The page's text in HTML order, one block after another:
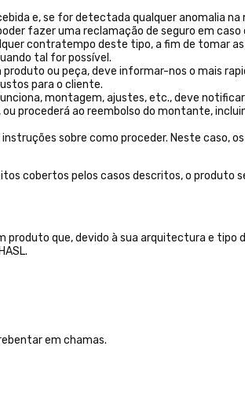
e, se for detectada qualquer anomalia
fazer uma reclamação de seguro em caso
contratempo deste tipo, a fim de tomar
tal for possível.
ou peça, deve informar-nos o mais
para o cliente.
montagem, ajustes, etc., deve notificar
procederá ao reembolso do montante,
sobre como proceder. Neste caso,
cobertos pelos casos descritos, o produto
produto que, devido à sua arquitectura e tipo
em chamas.